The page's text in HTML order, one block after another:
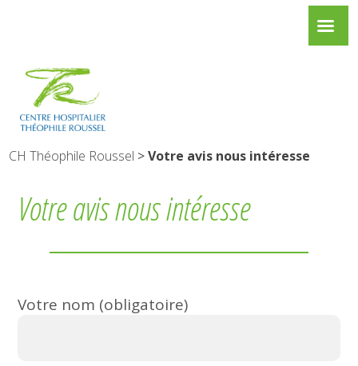
CH Théophile Roussel >Votre avis nous intéresse
Votre avis nous intéresse
Votre nom (obligatoire)